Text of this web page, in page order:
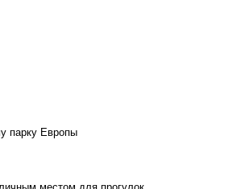
парку Европы